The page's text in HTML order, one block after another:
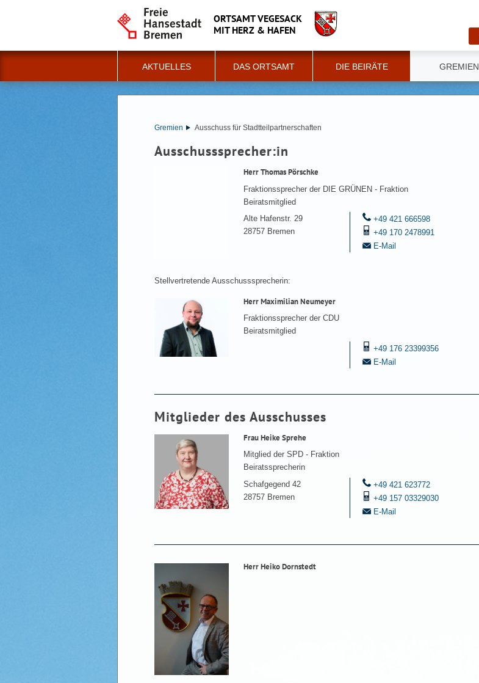
ORTSAMT VEGESACK
MIT HERZ & HAFEN
AKTUELLES DAS ORTSAMT DIE BEIRÄTE GREMIEN
Gremien Ausschuss für Stadtteilpartnerschaften
Ausschusssprecher:in
Herr Thomas Pörschke
Fraktionssprecher der DIE GRÜNEN - Fraktion
Beiratsmitglied
Alte Hafenstr. 29
28757 Bremen
+49 421 666598
+49 170 2478991
E-Mail
Stellvertretende Ausschusssprecherin:
Herr Maximilian Neumeyer
Fraktionssprecher der CDU
Beiratsmitglied
+49 176 23399356
E-Mail
Mitglieder des Ausschusses
Frau Heike Sprehe
Mitglied der SPD - Fraktion
Beiratssprecherin
Schafgegend 42
28757 Bremen
+49 421 623772
+49 157 03329030
E-Mail
Herr Heiko Dornstedt